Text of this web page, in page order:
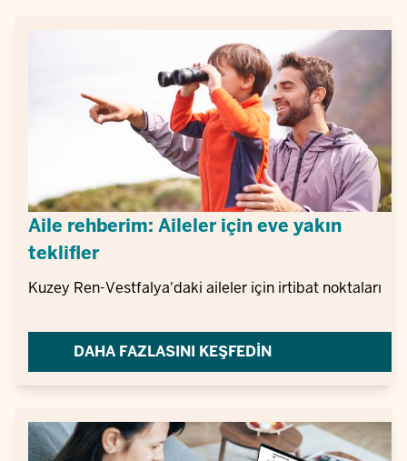
Aile rehberim: Aileler için eve yakın
teklifler
Kuzey Ren-Vestfalya'daki aileler için irtibat noktaları
DAHA FAZLASINI KEŞFEDIN